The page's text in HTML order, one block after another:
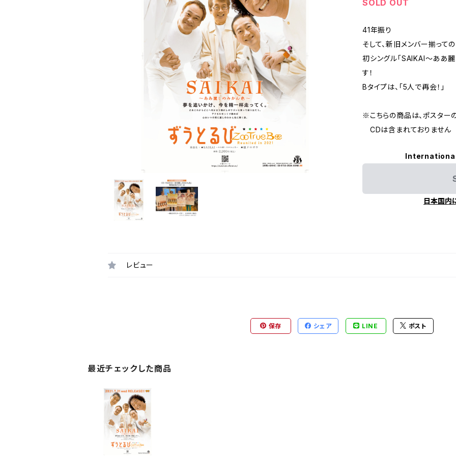
SOLD OUT
41年振り
そして、新旧メンバー揃っての
初シングル「SAIKAI〜ああ
す！
Bタイプは、「5人で再会！」
※こちらの商品は、ポスター
CDは含まれておりません
日本国内
レビュー
保存 シェア LINE ポスト
最近チェックした商品